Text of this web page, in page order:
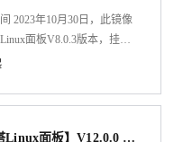
Debian/Ubuntu。专注于服务
率及运维安全领域，超
户使用宝塔，持续更新维护8
信赖
2023年10月30日，此镜像
面板V8.0.3版本，挂载
行，基于公共镜像CentOS
全中心、云助手、云监控插【宝塔Linux面板】V12.0.0 官方原版 2026年更新 CentOS7.9 64位 宝塔bt面板